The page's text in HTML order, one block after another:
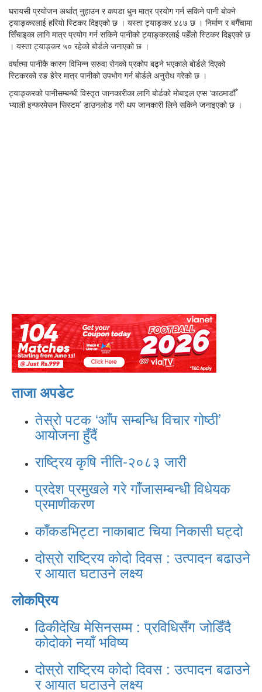
घरायसी प्रयोजन अर्थात् नुहाउन र कपडा धुन मात्र प्रयोग गर्न सकिने पानी बोक्ने
ट्याङ्करलाई हरियो स्टिकर दिइएको छ । यस्ता ट्याङ्कर ४८७ छ । निर्माण र बगैँचामा
सिँचाइका लागि मात्र प्रयोग गर्न सकिने पानीको ट्याङ्करलाई पहेँलो स्टिकर दिइएको छ
। यस्ता ट्याङ्कर ५० रहेको बोर्डले जनाएको छ ।
वर्षात्मा पानीकै कारण विभिन्न सरुवा रोगको प्रकोप बढ्ने भएकाले बोर्डले दिएको
स्टिकरको रङ हेरेर मात्र पानीको उपभोग गर्न बोर्डले अनुरोध गरेको छ ।
ट्याङ्करको पानीसम्बन्धी विस्तृत जानकारीका लागि बोर्डको मोबाइल एप्स ‘काठमाडौँ
भ्याली इन्फरमेसन सिस्टम’ डाउनलोड गरी थप जानकारी लिने सकिने जनाइएको छ ।
ताजा अपडेट
तेस्रो पटक ‘आँप सम्बन्धि विचार गोष्ठी’
आयोजना हुँदैं
राष्ट्रिय कृषि नीति-२०८३ जारी
प्रदेश प्रमुखले गरे गाँजासम्बन्धी विधेयक
प्रमाणीकरण
काँकडभिट्टा नाकाबाट चिया निकासी घट्दो
दोस्रो राष्ट्रिय कोदो दिवस : उत्पादन बढाउने
र आयात घटाउने लक्ष्य
लोकप्रिय
ढिकीदेखि मेसिनसम्म : प्रविधिसँग जोडिँदै
कोदोको नयाँ भविष्य
दोस्रो राष्ट्रिय कोदो दिवस : उत्पादन बढाउने
र आयात घटाउने लक्ष्य